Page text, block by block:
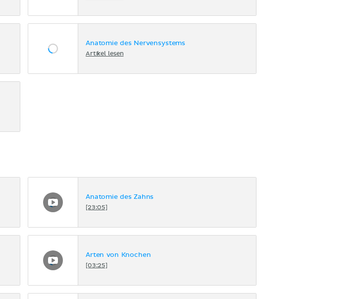
Anatomie des Nervensystems
Artikel lesen
Anatomie des Zahns
[23:05]
Arten von Knochen
[03:25]